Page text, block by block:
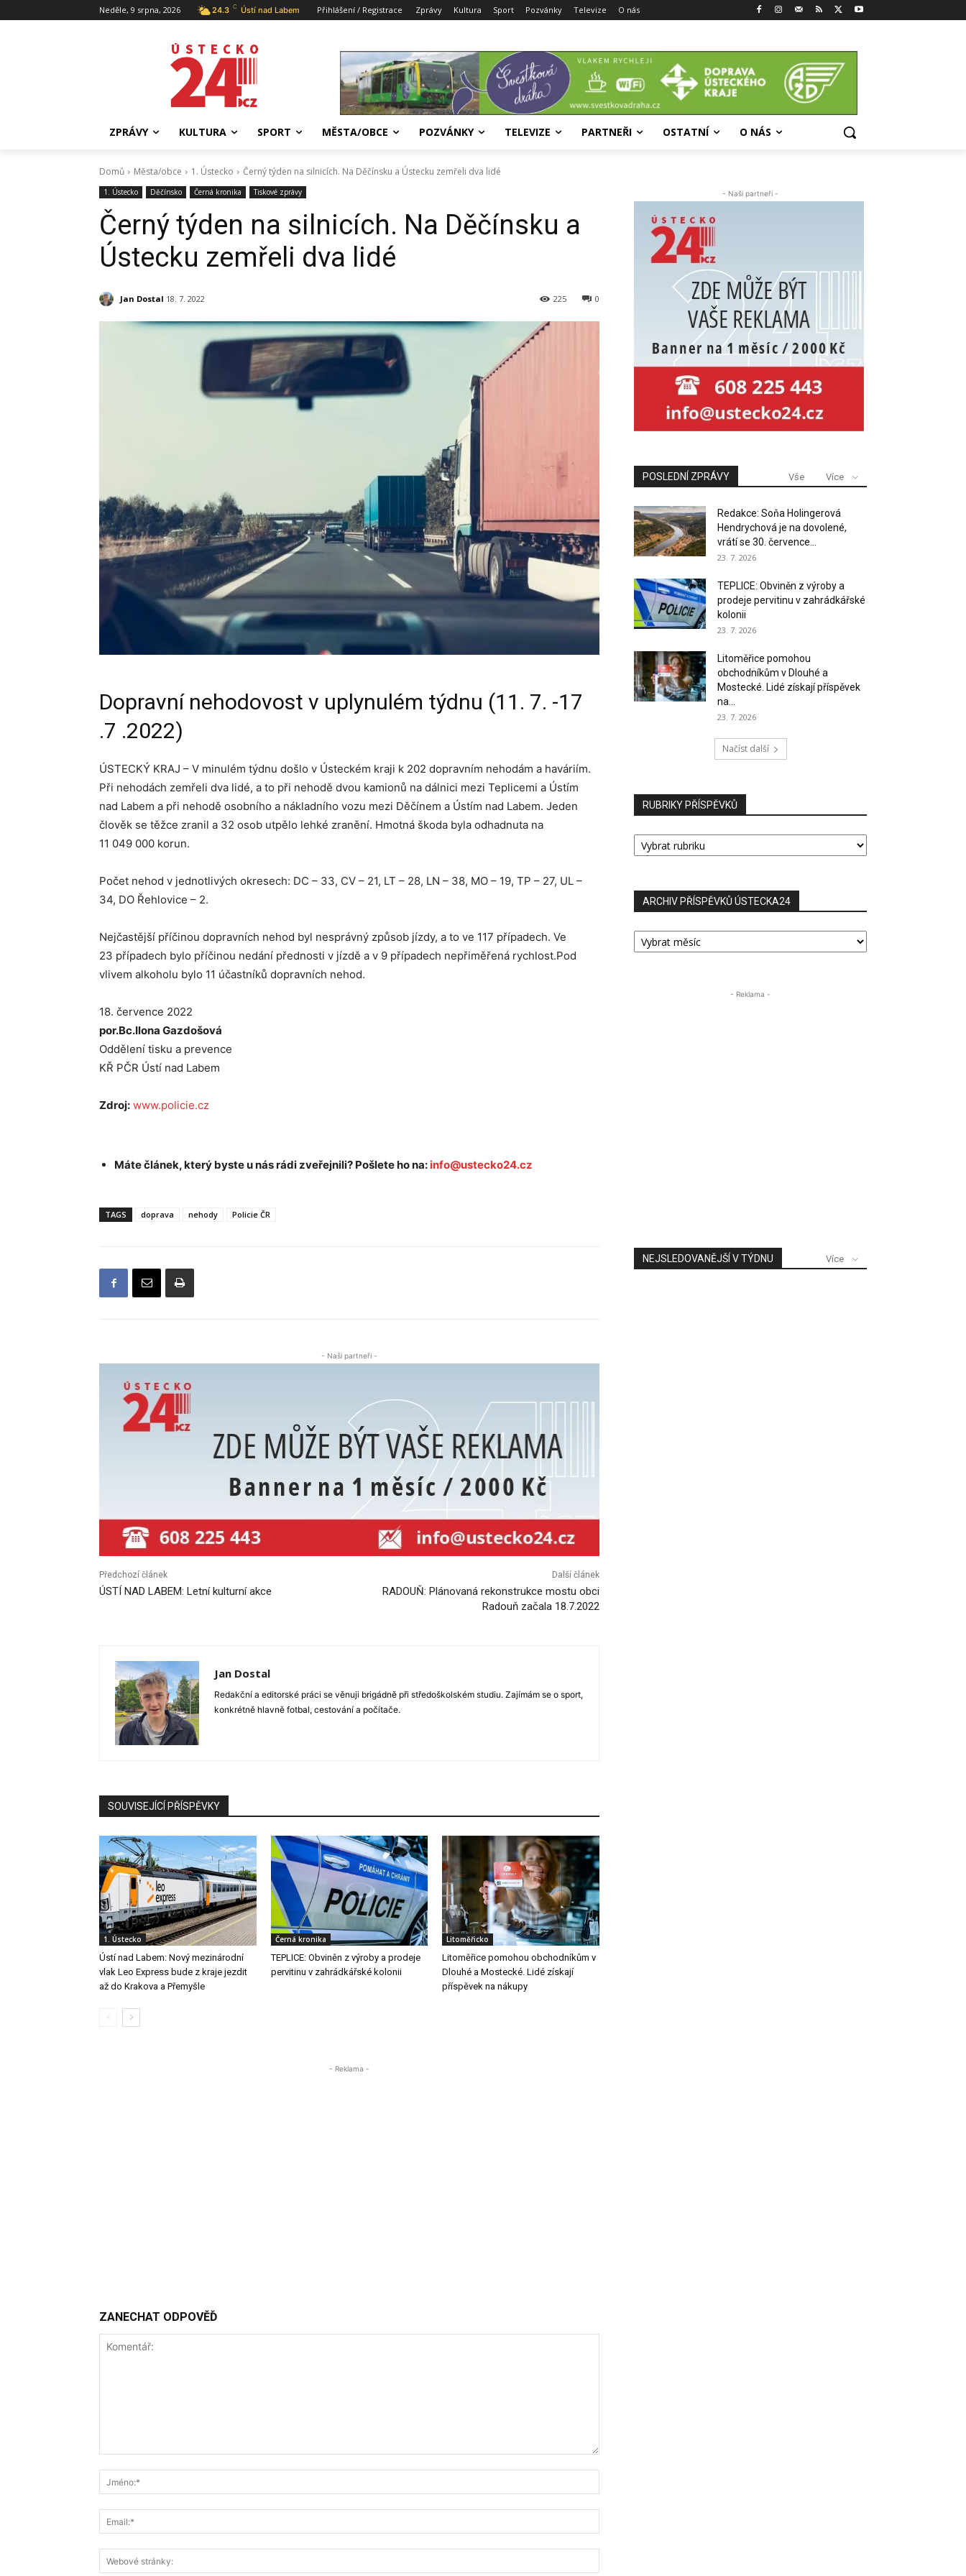
Neděle, 9 srpna, 2026 24.3 C Ústí nad Labem Přihlášení / Registrace Zprávy Kultura Sport Pozvánky Televize O nás
ZPRÁVY KULTURA SPORT MĚSTA/OBCE POZVÁNKY TELEVIZE PARTNEŘI OSTATNÍ O NÁS
Domů Města/obce 1. Ústecko Černý týden na silnicích. Na Děčínsku a Ústecku zemřeli dva lidé
1. Ústecko Děčínsko Černá kronika Tiskové zprávy
Černý týden na silnicích. Na Děčínsku a
Ústecku zemřeli dva lidé
Jan Dostal 18. 7. 2022 0
225
Dopravní nehodovost v uplynulém týdnu (11. 7. -17
.7 .2022)
ÚSTECKÝ KRAJ – V minulém týdnu došlo v Ústeckém kraji k 202 dopravním nehodám a haváriím.
Při nehodách zemřeli dva lidé, a to při nehodě dvou kamionů na dálnici mezi Teplicemi a Ústím
nad Labem a při nehodě osobního a nákladního vozu mezi Děčínem a Ústím nad Labem. Jeden
člověk se těžce zranil a 32 osob utpělo lehké zranění. Hmotná škoda byla odhadnuta na
11 049 000 korun.
Počet nehod v jednotlivých okresech: DC – 33, CV – 21, LT – 28, LN – 38, MO – 19, TP – 27, UL –
34, DO Řehlovice – 2.
Nejčastější příčinou dopravních nehod byl nesprávný způsob jízdy, a to ve 117 případech. Ve
23 případech bylo příčinou nedání přednosti v jízdě a v 9 případech nepřiměřená rychlost.Pod
vlivem alkoholu bylo 11 účastníků dopravních nehod.
18. července 2022
por.Bc.Ilona Gazdošová
Oddělení tisku a prevence
KŘ PČR Ústí nad Labem
Zdroj: www.policie.cz
Máte článek, který byste u nás rádi zveřejnili? Pošlete ho na: info@ustecko24.cz
TAGS doprava nehody Policie ČR
- Naši partneři -
Předchozí článek
ÚSTÍ NAD LABEM: Letní kulturní akce
Další článek
RADOUŇ: Plánovaná rekonstrukce mostu obci
Radouň začala 18.7.2022
Jan Dostal
Redakční a editorské práci se věnuji brigádně při středoškolském studiu. Zajímám se o sport,
konkrétně hlavně fotbal, cestování a počítače.
SOUVISEJÍCÍ PŘÍSPĚVKY
1. Ústecko
Ústí nad Labem: Nový mezinárodní
vlak Leo Express bude z kraje jezdit
až do Krakova a Přemyšle
Černá kronika
TEPLICE: Obviněn z výroby a prodeje
pervitinu v zahrádkářské kolonii
Litoměřicko
Litoměřice pomohou obchodníkům v
Dlouhé a Mostecké. Lidé získají
příspěvek na nákupy
- Reklama -
ZANECHAT ODPOVĚĎ
stránky:
- Naši partneři -
POSLEDNÍ ZPRÁVY Vše Více
Redakce: Soňa Holingerová
Hendrychová je na dovolené,
vrátí se 30. července...
23. 7. 2026
TEPLICE: Obviněn z výroby a
prodeje pervitinu v zahrádkářské
kolonii
23. 7. 2026
Litoměřice pomohou
obchodníkům v Dlouhé a
Mostecké. Lidé získají příspěvek
na...
23. 7. 2026
Načíst další
RUBRIKY PŘÍSPĚVKŮ
RUBRIKY
PŘÍSPĚVKŮ
ARCHIV PŘÍSPĚVKŮ ÚSTECKA24
ARCHIV
PŘÍSPĚVKŮ
- Reklama -
NEJSLEDOVANĚJŠÍ V TÝDNU Více